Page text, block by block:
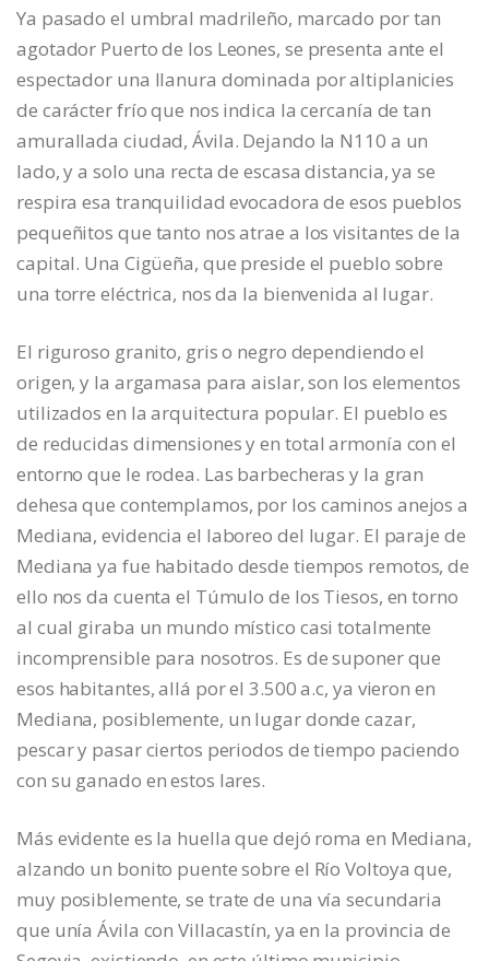
Ya pasado el umbral madrileño, marcado por tan
agotador Puerto de los Leones, se presenta ante el
espectador una llanura dominada por altiplanicies
de carácter frío que nos indica la cercanía de tan
amurallada ciudad, Ávila. Dejando la N110 a un
lado, y a solo una recta de escasa distancia, ya se
respira esa tranquilidad evocadora de esos pueblos
pequeñitos que tanto nos atrae a los visitantes de la
capital. Una Cigüeña, que preside el pueblo sobre
una torre eléctrica, nos da la bienvenida al lugar.
El riguroso granito, gris o negro dependiendo el
origen, y la argamasa para aislar, son los elementos
utilizados en la arquitectura popular. El pueblo es
de reducidas dimensiones y en total armonía con el
entorno que le rodea. Las barbecheras y la gran
dehesa que contemplamos, por los caminos anejos a
Mediana, evidencia el laboreo del lugar. El paraje de
Mediana ya fue habitado desde tiempos remotos, de
ello nos da cuenta el Túmulo de los Tiesos, en torno
al cual giraba un mundo místico casi totalmente
incomprensible para nosotros. Es de suponer que
esos habitantes, allá por el 3.500 a.c, ya vieron en
Mediana, posiblemente, un lugar donde cazar,
pescar y pasar ciertos periodos de tiempo paciendo
con su ganado en estos lares.
Más evidente es la huella que dejó roma en Mediana,
alzando un bonito puente sobre el Río Voltoya que,
muy posiblemente, se trate de una vía secundaria
que unía Ávila con Villacastín, ya en la provincia de